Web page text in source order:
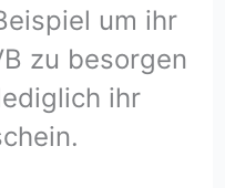
um ihr
zu besorgen
ihr